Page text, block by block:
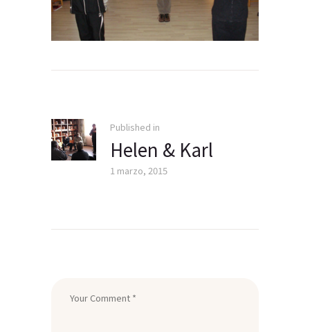
entradasPublished in
post:
Helen & Karl
1 marzo, 2015